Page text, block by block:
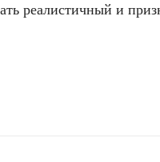
реалистичный и